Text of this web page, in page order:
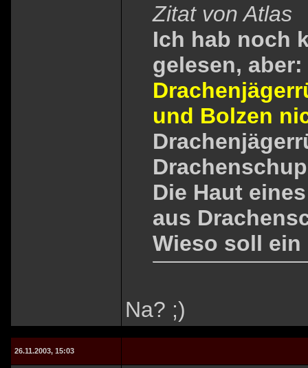
Zitat von Atlas
Ich hab noch
gelesen, aber:
und Bolzen
Die Haut
aus
Wieso soll
Na? ;)
26.11.2003, 15:03